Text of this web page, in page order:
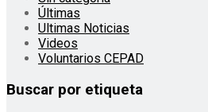
Últimas
Ultimas Noticias
Videos
Voluntarios CEPAD
Buscar por etiqueta